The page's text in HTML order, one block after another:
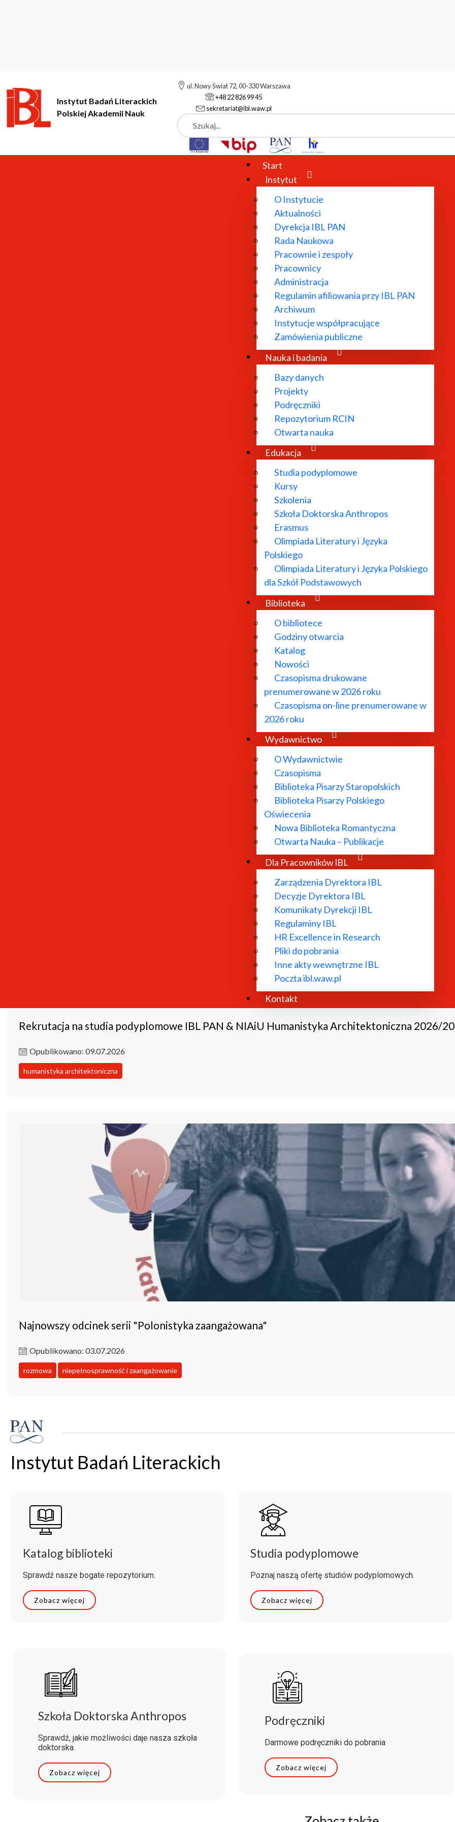
Instytut Badań Literackich
Polskiej Akademii Nauk
ul. Nowy Świat 72, 00-330 Warszawa
+48 22 826 99 45
sekretariat@ibl.waw.pl
Szukaj
Start
Instytut
O Instytucie
Aktualności
Dyrekcja IBL PAN
Rada Naukowa
Pracownie i zespoły
Pracownicy
Administracja
Regulamin afiliowania przy IBL PAN
Archiwum
Instytucje współpracujące
Zamówienia publiczne
Nauka i badania
Bazy danych
Projekty
Podręczniki
Repozytorium RCIN
Otwarta nauka
Edukacja
Studia podyplomowe
Kursy
Szkolenia
Szkoła Doktorska Anthropos
Erasmus
Olimpiada Literatury i Języka
Polskiego
Olimpiada Literatury i Języka Polskiego
dla Szkół Podstawowych
Biblioteka
O bibliotece
Godziny otwarcia
Katalog
Nowości
Czasopisma drukowane
prenumerowane w 2026 roku
Czasopisma on-line prenumerowane w
2026 roku
Wydawnictwo
O Wydawnictwie
Czasopisma
Biblioteka Pisarzy Staropolskich
Biblioteka Pisarzy Polskiego
Oświecenia
Nowa Biblioteka Romantyczna
Otwarta Nauka – Publikacje
Dla Pracowników IBL
Zarządzenia Dyrektora IBL
Decyzje Dyrektora IBL
Komunikaty Dyrekcji IBL
Regulaminy IBL
HR Excellence in Research
Pliki do pobrania
Inne akty wewnętrzne IBL
Poczta ibl.waw.pl
Kontakt
Instytut Badań Literackich Polskiej Akademii Nauk
Rekrutacja na studia podyplomowe IBL PAN & NIAiU Humanistyka Architektoniczna 2026/
Opublikowano: 09.07.2026
humanistyka architektoniczna
Najnowszy odcinek serii "Polonistyka zaangażowana"
Opublikowano: 03.07.2026
rozmowa niepełnosprawność i zaangażowanie
Instytut Badań Literackich
Katalog biblioteki
Sprawdź nasze bogate repozytorium.
Zobacz więcej
Studia podyplomowe
Poznaj naszą ofertę studiów podyplomowych.
Zobacz więcej
Szkoła Doktorska Anthropos
Sprawdź, jakie możliwości daje nasza szkoła
doktorska.
Zobacz więcej
Podręczniki
Darmowe podręczniki do pobrania
Zobacz więcej